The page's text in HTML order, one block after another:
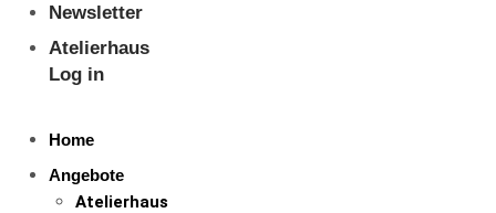
Newsletter
Atelierhaus
Log in
Home
Angebote
Atelierhaus